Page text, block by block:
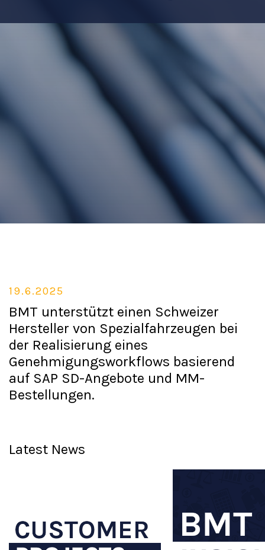
19.6.2025
BMT unterstützt einen Schweizer
Hersteller von Spezialfahrzeugen bei
der Realisierung eines
Genehmigungsworkflows basierend
auf SAP SD-Angebote und MM-
Bestellungen.
Latest News